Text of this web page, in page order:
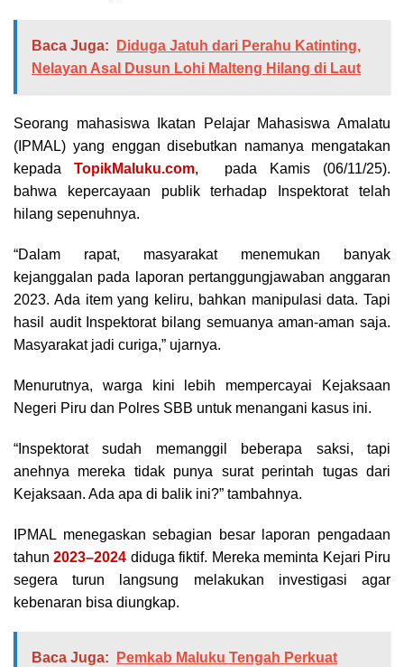
Baca Juga:
Diduga Jatuh dari Perahu Katinting,
Nelayan Asal Dusun Lohi Malteng Hilang di Laut
Seorang mahasiswa Ikatan Pelajar Mahasiswa Amalatu
(IPMAL) yang enggan disebutkan namanya mengatakan
kepadaTopikMaluku.com, pada Kamis (06/11/25).
bahwa kepercayaan publik terhadap Inspektorat telah
hilang sepenuhnya.
“Dalam rapat, masyarakat menemukan banyak
kejanggalan pada laporan pertanggungjawaban anggaran
2023. Ada item yang keliru, bahkan manipulasi data. Tapi
hasil audit Inspektorat bilang semuanya aman-aman saja.
Masyarakat jadi curiga,” ujarnya.
Menurutnya, warga kini lebih mempercayai Kejaksaan
Negeri Piru dan Polres SBB untuk menangani kasus ini.
“Inspektorat sudah memanggil beberapa saksi, tapi
anehnya mereka tidak punya surat perintah tugas dari
Kejaksaan. Ada apa di balik ini?” tambahnya.
IPMAL menegaskan sebagian besar laporan pengadaan
tahun2023–2024 diduga fiktif. Mereka meminta Kejari Piru
segera turun langsung melakukan investigasi agar
kebenaran bisa diungkap.
Baca Juga:
Pemkab Maluku Tengah Perkuat